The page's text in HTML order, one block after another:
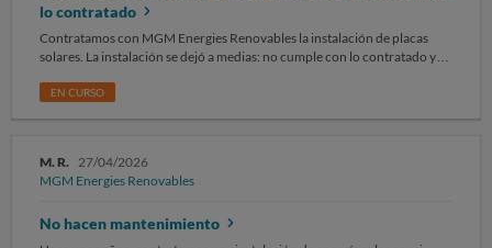
lo contratado
Contratamos con MGM Energies Renovables la instalación de placas
solares. La instalación se dejó a medias: no cumple con lo contratado y
por un servicio completo y hemos recibido una instalación incompleta y
conforme a lo contratado, la ponga en funcionamiento correcto y
entregue toda la documentación pendiente, o en su defecto proceda a la
EN CURSO
M. R. 27/04/2026
MGM Energies Renovables
No hacen mantenimiento